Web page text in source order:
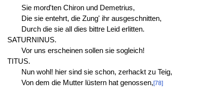
Sie mord'ten Chiron und Demetrius,
Die sie entehrt, die Zung' ihr ausgeschnitten,
Durch die sie all dies bittre Leid erlitten.
SATURNINUS.
Vor uns erscheinen sollen sie sogleich!
TITUS.
Nun wohl! hier sind sie schon, zerhackt zu Teig,
Von dem die Mutter lüstern hat genossen,[78]